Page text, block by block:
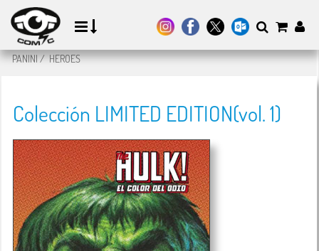
PANINI/HEROES
Colección LIMITED EDITION(vol. 1)